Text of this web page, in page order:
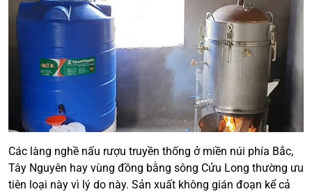
Các làng nghề nấu rượu truyền thống ở miền núi phía Bắc,
Tây Nguyên hay vùng đồng bằng sông Cửu Long thường ưu
tiên loại này vì lý do này. Sản xuất không gián đoạn kể cả